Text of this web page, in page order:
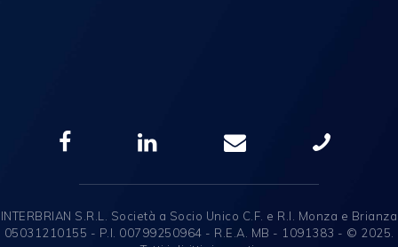
INTERBRIAN S.R.L. Società a Socio Unico C.F. e R.I. Monza e Brianza
05031210155 - P.I. 00799250964 - R.E.A. MB - 1091383 - © 2025.